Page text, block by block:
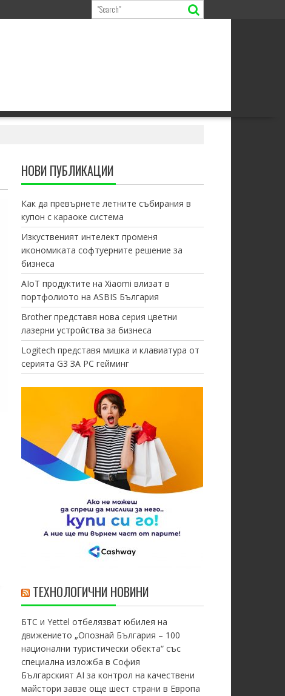
НОВИ ПУБЛИКАЦИИ
Как да превърнете летните събирания в
купон с караоке система
Изкуственият интелект променя
икономиката софтуерните решение за
бизнеса
AIoT продуктите на Xiaomi влизат в
портфолиото на ASBIS България
Brother представя нова серия цветни
лазерни устройства за бизнеса
Logitech представя мишка и клавиатура от
серията G3 ЗА PC гейминг
ТЕХНОЛОГИЧНИ НОВИНИ
БТС и Yettel отбелязват юбилея на
движението „Опознай България – 100
национални туристически обекта“ със
специална изложба в София
Българският AI за контрол на качествени
майстори завзе още шест страни в Европа